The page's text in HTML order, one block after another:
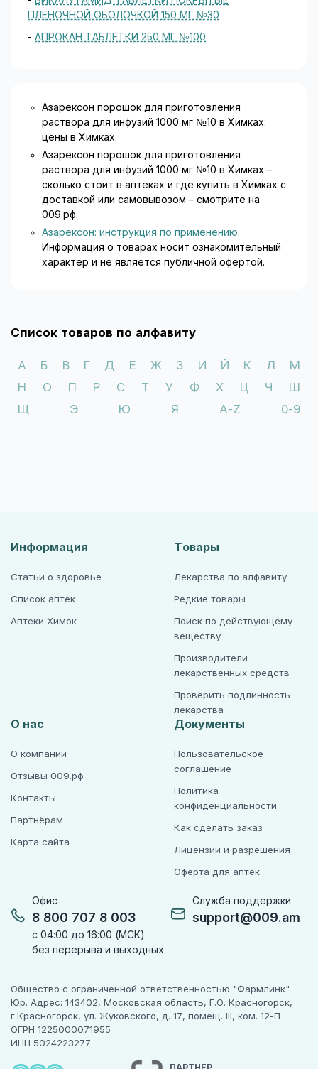
ПЛЕНОЧНОЙ ОБОЛОЧКОЙ 150 МГ №30
- АПРОКАН ТАБЛЕТКИ 250 МГ №100
Азарексон порошок для приготовления
раствора для инфузий 1000 мг №10 в Химках:
цены в Химках.
Азарексон порошок для приготовления
раствора для инфузий 1000 мг №10 в Химках –
сколько стоит в аптеках и где купить в Химках с
доставкой или самовывозом – смотрите на
009.рф.
Азарексон: инструкция по применению.
Информация о товарах носит ознакомительный
характер и не является публичной офертой.
Список товаров по алфавиту
А Б В Г Д Е Ж З И Й К Л
М
Н
О П Р С Т У Ф Х Ц Ч
Ш
Щ
Э Ю Я A-Z 0-9
Офис
8 800 707 8 003
с 04:00 до 16:00 (МСК)
без перерыва и выходных
Служба поддержки
support@009.am
Информация
Статьи о здоровье
Список аптек
Аптеки Химок
Товары
Лекарства по алфавиту
Редкие товары
Поиск по действующему
веществу
Производители
лекарственных средств
Проверить подлинность
лекарства
О нас
О компании
Отзывы 009.рф
Контакты
Партнёрам
Карта сайта
Документы
Пользовательское
соглашение
Политика
конфиденциальности
Как сделать заказ
Лицензии и разрешения
Оферта для аптек
Общество с ограниченной ответственностью "Фармлинк"
Юр. Адрес: 143402, Московская область, Г.О. Красногорск,
г.Красногорск, ул. Жуковского, д. 17, помещ. III, ком. 12-П
ОГРН 1225000071955
ИНН 5024223277